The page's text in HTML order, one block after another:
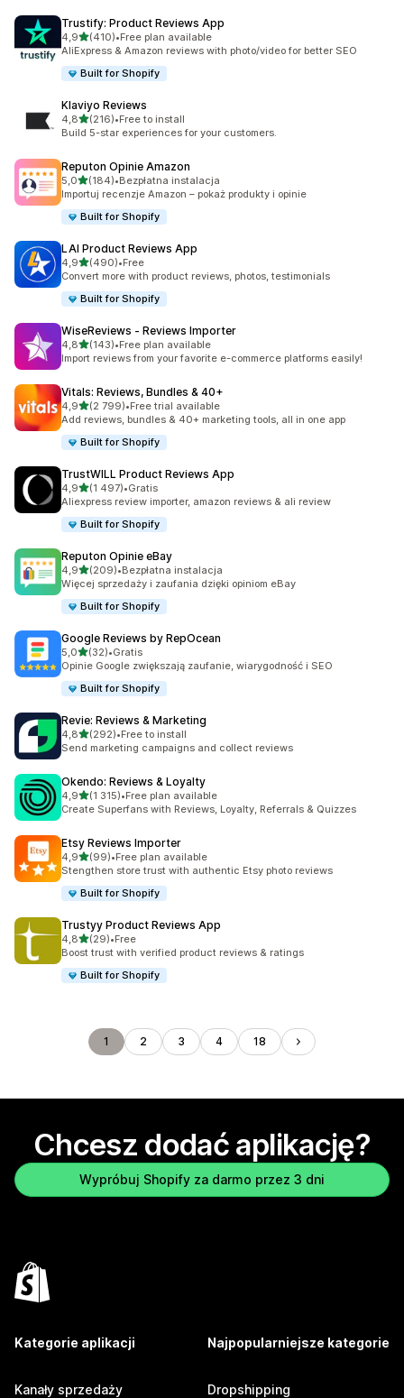
Trustify: Product Reviews App
4,9na 5 gwiazdek
(410)
Łączna liczba recenzji: 410
•Free plan available
AliExpress & Amazon reviews with photo/video for better SEO
Built for Shopify
Klaviyo Reviews
4,8na 5 gwiazdek
(216)
Łączna liczba recenzji: 216
•Free to install
Build 5-star experiences for your customers.
Reputon Opinie Amazon
5,0na 5 gwiazdek
(184)
Łączna liczba recenzji: 184
•Bezpłatna instalacja
Importuj recenzje Amazon – pokaż produkty i opinie
Built for Shopify
LAI Product Reviews App
4,9na 5 gwiazdek
(490)
Łączna liczba recenzji: 490
•Free
Convert more with product reviews, photos, testimonials
Built for Shopify
WiseReviews ‑ Reviews Importer
4,8na 5 gwiazdek
(143)
Łączna liczba recenzji: 143
•Free plan available
Import reviews from your favorite e-commerce platforms easily!
Vitals: Reviews, Bundles & 40+
4,9na 5 gwiazdek
(2 799)
Łączna liczba recenzji: 2799
•Free trial available
Add reviews, bundles & 40+ marketing tools, all in one app
Built for Shopify
TrustWILL Product Reviews App
4,9na 5 gwiazdek
(1 497)
Łączna liczba recenzji: 1497
•Gratis
Aliexpress review importer, amazon reviews & ali review
Built for Shopify
Reputon Opinie eBay
4,9na 5 gwiazdek
(209)
Łączna liczba recenzji: 209
•Bezpłatna instalacja
Więcej sprzedaży i zaufania dzięki opiniom eBay
Built for Shopify
Google Reviews by RepOcean
5,0na 5 gwiazdek
(32)
Łączna liczba recenzji: 32
•Gratis
Opinie Google zwiększają zaufanie, wiarygodność i SEO
Built for Shopify
Revie: Reviews & Marketing
4,8na 5 gwiazdek
(292)
Łączna liczba recenzji: 292
•Free to install
Send marketing campaigns and collect reviews
Okendo: Reviews & Loyalty
4,9na 5 gwiazdek
(1 315)
Łączna liczba recenzji: 1315
•Free plan available
Create Superfans with Reviews, Loyalty, Referrals & Quizzes
Etsy Reviews Importer
4,9na 5 gwiazdek
(99)
Łączna liczba recenzji: 99
•Free plan available
Stengthen store trust with authentic Etsy photo reviews
Built for Shopify
Trustyy Product Reviews App
4,8na 5 gwiazdek
(29)
Łączna liczba recenzji: 29
•Free
Boost trust with verified product reviews & ratings
Built for Shopify
1 2 3 4 18
Chcesz dodać aplikację?
Wypróbuj Shopify za darmo przez 3 dni
Kategorie aplikacji
Kanały sprzedaży
Najpopularniejsze kategorie
Dropshipping